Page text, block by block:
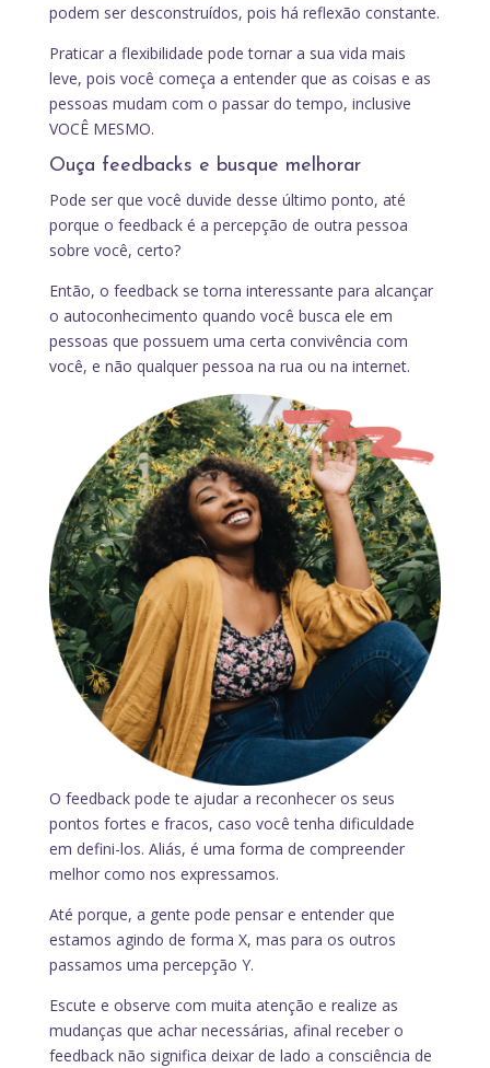
podem ser desconstruídos, pois há reflexão constante.
Praticar a flexibilidade pode tornar a sua vida mais
leve, pois você começa a entender que as coisas e as
pessoas mudam com o passar do tempo, inclusive
VOCÊ MESMO.
Ouça feedbacks e busque melhorar
Pode ser que você duvide desse último ponto, até
porque o feedback é a percepção de outra pessoa
sobre você, certo?
Então, o feedback se torna interessante para alcançar
o autoconhecimento quando você busca ele em
pessoas que possuem uma certa convivência com
você, e não qualquer pessoa na rua ou na internet.
O feedback pode te ajudar a reconhecer os seus
pontos fortes e fracos, caso você tenha dificuldade
em defini-los. Aliás, é uma forma de compreender
melhor como nos expressamos.
Até porque, a gente pode pensar e entender que
estamos agindo de forma X, mas para os outros
passamos uma percepção Y.
Escute e observe com muita atenção e realize as
mudanças que achar necessárias, afinal receber o
feedback não significa deixar de lado a consciência de